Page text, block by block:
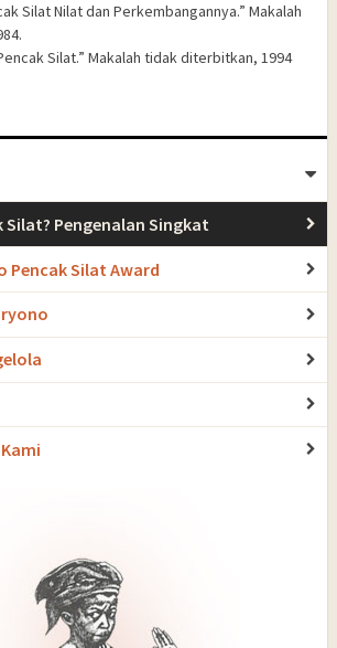
Silat Nilat dan Perkembangannya.” Makalah
Silat.” Makalah tidak diterbitkan, 1994
Silat? Pengenalan Singkat
Pencak Silat Award